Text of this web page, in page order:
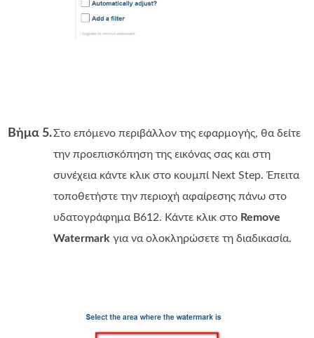
Βήμα 5.Στο επόμενο περιβάλλον της εφαρμογής, θα δείτε
την προεπισκόπηση της εικόνας σας και στη
συνέχεια κάντε κλικ στο κουμπί Next Step. Έπειτα
τοποθετήστε την περιοχή αφαίρεσης πάνω στο
υδατογράφημα B612. Κάντε κλικ στο Remove
Watermark για να ολοκληρώσετε τη διαδικασία.